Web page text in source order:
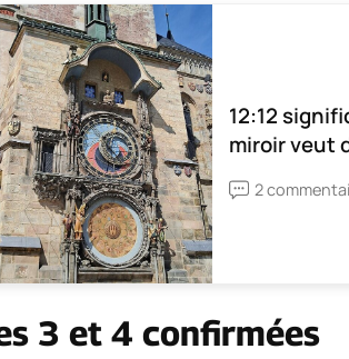
12:12
miroir veut
2
3 et 4 confirmées